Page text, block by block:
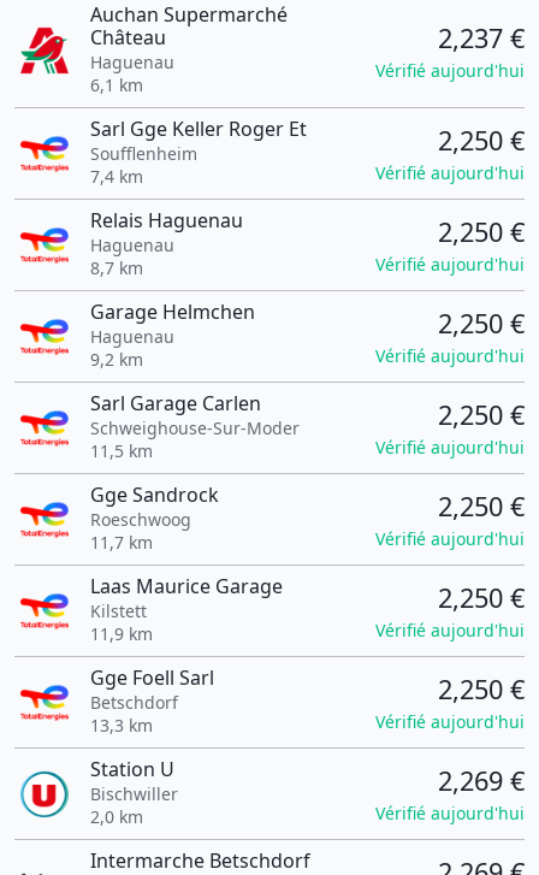
Auchan Supermarché
Château
Haguenau
6,1 km
2,237 €
Vérifié aujourd'hui
Sarl Gge Keller Roger Et
Soufflenheim
7,4 km
2,250 €
Vérifié aujourd'hui
Relais Haguenau
Haguenau
8,7 km
2,250 €
Vérifié aujourd'hui
Garage Helmchen
Haguenau
9,2 km
2,250 €
Vérifié aujourd'hui
Sarl Garage Carlen
Schweighouse-Sur-Moder
11,5 km
2,250 €
Vérifié aujourd'hui
Gge Sandrock
Roeschwoog
11,7 km
2,250 €
Vérifié aujourd'hui
Laas Maurice Garage
Kilstett
11,9 km
2,250 €
Vérifié aujourd'hui
Gge Foell Sarl
Betschdorf
13,3 km
2,250 €
Vérifié aujourd'hui
Station U
Bischwiller
2,0 km
2,269 €
Vérifié aujourd'hui
Intermarche Betschdorf